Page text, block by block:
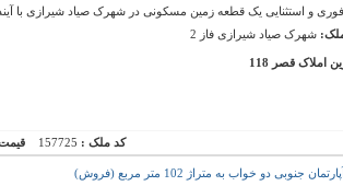
و استثنایی یک قطعه زمین مسکونی در شهرک صیاد شیرازی با
شهرک صیاد شیرازی فاز 2
املاک قصر 118
کد ملک : 157725
جنوبی دو خواب به متراژ 102 متر مربع (فروش)